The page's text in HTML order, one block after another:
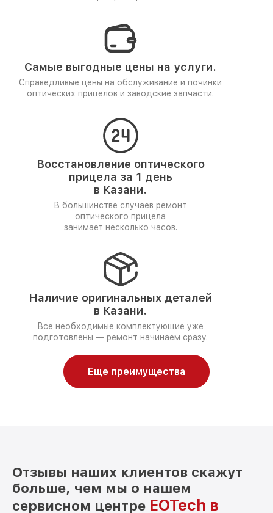
Самые выгодные цены на услуги.
Справедливые цены на обслуживание и починки
оптических прицелов и заводские запчасти.
Восстановление оптического
прицела за 1 день
в Казани.
В большинстве случаев ремонт
оптического прицела
занимает несколько часов.
Наличие оригинальных деталей
в Казани.
Все необходимые комплектующие уже
подготовлены — ремонт начинаем сразу.
Еще преимущества
Отзывы наших клиентов скажут
больше, чем мы о нашем
сервисном центре EOTech в